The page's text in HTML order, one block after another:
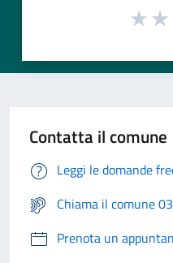
Contatta il comune
Leggi le domande
Chiama il comune
Prenota un